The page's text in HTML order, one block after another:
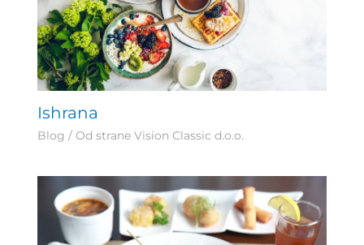
Ishrana
Blog / Od strane Vision Classic d.o.o.